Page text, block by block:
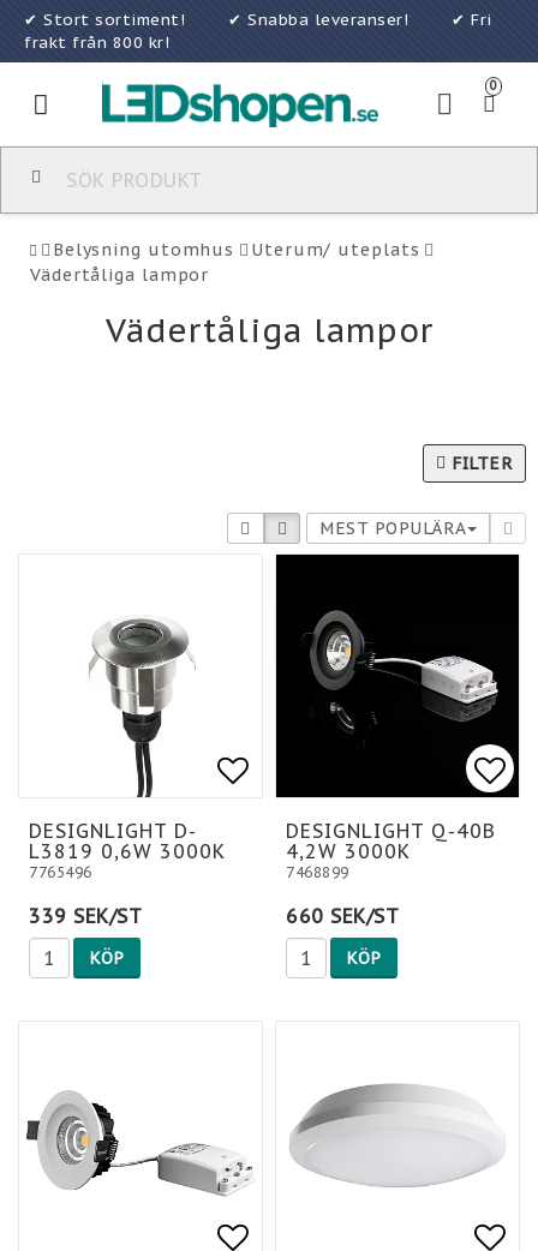
✔ Stort sortiment! ✔ Snabba leveranser! ✔ Fri
frakt från 800 kr!
0
Toggle
navigation
Belysning utomhus
Uterum/ uteplats
Vädertåliga lampor
Vädertåliga lampor
FILTER
MEST POPULÄRA
Lägg till i
Lägg till i
DESIGNLIGHT D-
L3819 0,6W 3000K
7765496
339 SEK/ST
KÖP
DESIGNLIGHT Q-40B
4,2W 3000K
7468899
660 SEK/ST
KÖP